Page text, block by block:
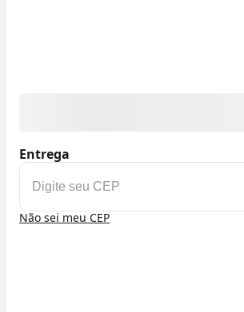
Entrega
Não sei meu CEP